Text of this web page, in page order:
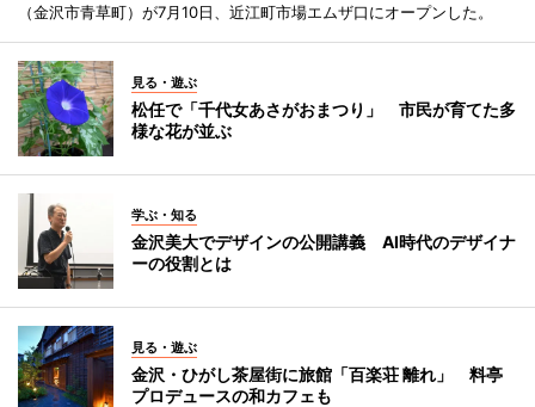
（金沢市青草町）が7月10日、近江町市場エムザ口にオープンした。
見る・遊ぶ
松任で「千代女あさがおまつり」 市民が育てた多
様な花が並ぶ
学ぶ・知る
金沢美大でデザインの公開講義 AI時代のデザイナ
ーの役割とは
見る・遊ぶ
金沢・ひがし茶屋街に旅館「百楽荘 離れ」 料亭
プロデュースの和カフェも